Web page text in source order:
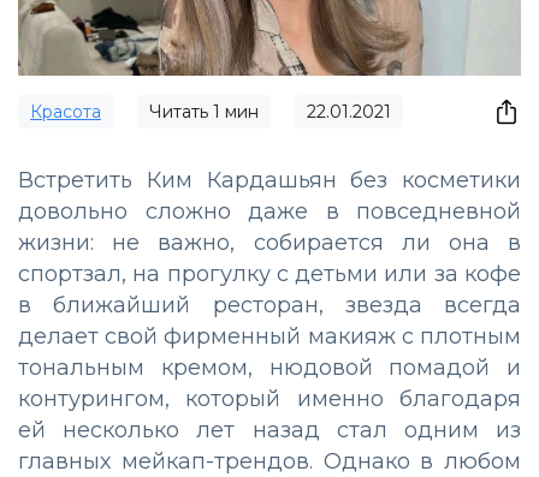
Красота Читать 1 мин 22.01.2021
Встретить Ким Кардашьян без косметики
довольно сложно даже в повседневной
жизни: не важно, собирается ли она в
спортзал, на прогулку с детьми или за кофе
в ближайший ресторан, звезда всегда
делает свой фирменный макияж с плотным
тональным кремом, нюдовой помадой и
контурингом, который именно благодаря
ей несколько лет назад стал одним из
главных мейкап-трендов. Однако в любом